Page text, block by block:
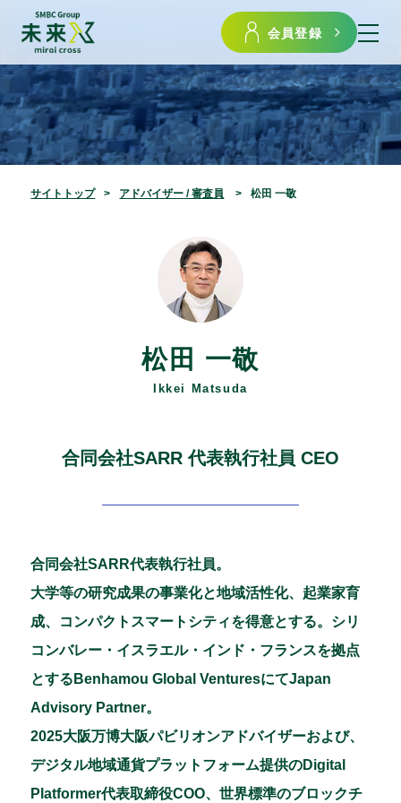
会員登録
サイトトップ アドバイザー / 審査員 松田 一敬
松田 一敬
Ikkei Matsuda
合同会社SARR 代表執行社員 CEO
合同会社SARR代表執行社員。
大学等の研究成果の事業化と地域活性化、起業家育
成、コンパクトスマートシティを得意とする。シリ
コンバレー・イスラエル・インド・フランスを拠点
とするBenhamou Global VenturesにてJapan
Advisory Partner。
2025大阪万博大阪パビリオンアドバイザーおよび、
デジタル地域通貨プラットフォーム提供のDigital
Platformer代表取締役COO、世界標準のブロックチ